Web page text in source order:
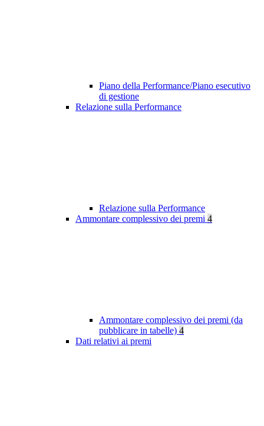
Piano della Performance/Piano esecutivo
di gestione
Relazione sulla Performance
Relazione sulla Performance
Ammontare complessivo dei premi 4
Ammontare complessivo dei premi (da
pubblicare in tabelle) 4
Dati relativi ai premi